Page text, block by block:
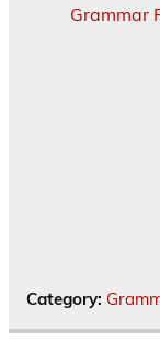
Grammar
Category: